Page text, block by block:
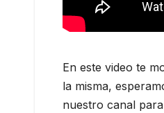
En este video te
la misma,
nuestro canal